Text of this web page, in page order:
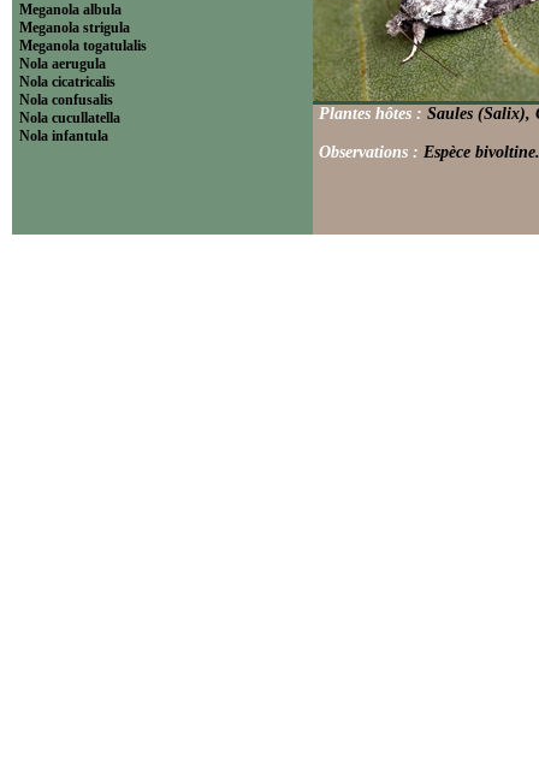
Meganola albula
Meganola strigula
Meganola togatulalis
Nola aerugula
Nola cicatricalis
Nola confusalis
Nola cucullatella
Nola infantula
Plantes hôtes : Saules (Salix),
Observations : Espèce